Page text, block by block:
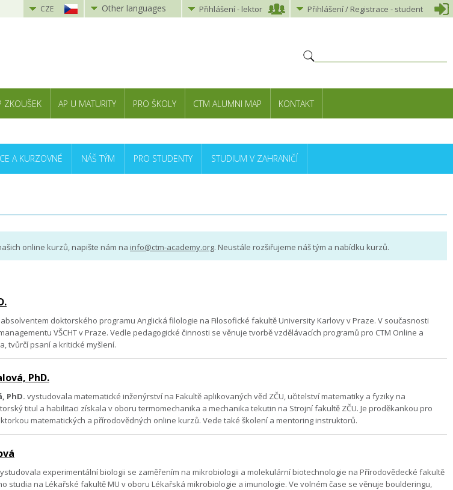
CZE Other languages Přihlášení- lektor Přihlášení/ Registrace - student
ZKOUŠEK AP U MATURITY PRO ŠKOLY CTM ALUMNI MAP KONTAKT
A KURZOVNÉ NÁŠ TÝM PRO STUDENTY STUDIUM V ZAHRANIČÍ
online kurzů, napište nám na info@ctm-academy.org. Neustále rozšiřujeme náš tým a nabídku kurzů.
doktorského programu Anglická filologie na Filosofické fakultě University Karlovy v Praze. V současnosti
VŠCHT v Praze. Vedle pedagogické činnosti se věnuje tvorbě vzdělávacích programů pro CTM Online a
tvůrčí psaní a kritické myšlení.
PhD.
PhD. vystudovala matematické inženýrství na Fakultě aplikovaných věd ZČU, učitelství matematiky a fyziky na
titul a habilitaci získala v oboru termomechanika a mechanika tekutin na Strojní fakultě ZČU. Je proděkankou pro
matematických a přírodovědných online kurzů. Vede také školení a mentoring instruktorů.
experimentální biologii se zaměřením na mikrobiologii a molekulární biotechnologie na Přírodovědecké fakultě
studia na Lékařské fakultě MU v oboru Lékařská mikrobiologie a imunologie. Ve volném čase se věnuje boulderingu,